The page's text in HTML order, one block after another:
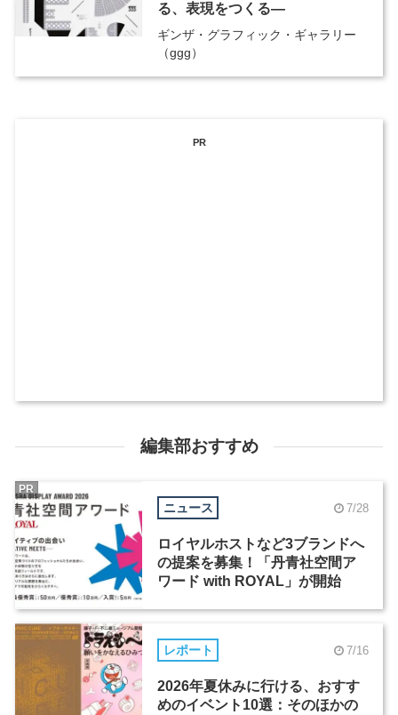
る、表現をつくる―
ギンザ・グラフィック・ギャラリー
（ggg）
PR
編集部おすすめ
ニュース 7/28
ロイヤルホストなど3ブランドへ
の提案を募集！「丹青社空間ア
ワード with ROYAL」が開始
PR
レポート 7/16
2026年夏休みに行ける、おすす
めのイベント10選：そのほかの